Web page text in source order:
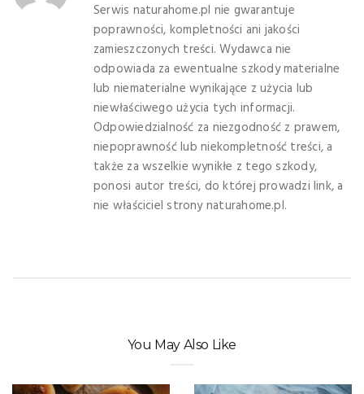
Serwis naturahome.pl nie gwarantuje
poprawności, kompletności ani jakości
zamieszczonych treści. Wydawca nie
odpowiada za ewentualne szkody materialne
lub niematerialne wynikające z użycia lub
niewłaściwego użycia tych informacji.
Odpowiedzialność za niezgodność z prawem,
niepoprawność lub niekompletność treści, a
także za wszelkie wynikłe z tego szkody,
ponosi autor treści, do której prowadzi link, a
nie właściciel strony naturahome.pl.
You May Also Like